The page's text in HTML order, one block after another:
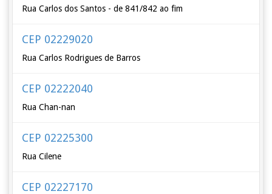
Rua Carlos dos Santos - de 841/842 ao fim
CEP 02229020
Rua Carlos Rodrigues de Barros
CEP 02222040
Rua Chan-nan
CEP 02225300
Rua Cilene
CEP 02227170